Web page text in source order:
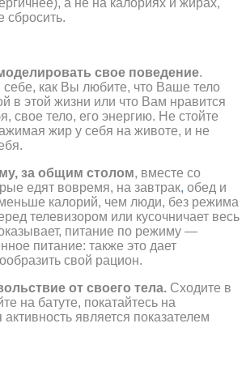
а не на калориях и жирах,
сбросить.
свое поведение.
себе, как Вы любите, что Ваше тело
в этой жизни или что Вам нравится
свое тело, его энергию. Не стойте
жир у себя на животе, и не
за общим столом, вместе со
едят вовремя, на завтрак, обед и
калорий, чем люди, без режима
телевизором или кусочничает весь
питание по режиму —
питание: также это дает
свой рацион.
от своего тела. Сходите в
на батуте, покатайтесь на
является показателем